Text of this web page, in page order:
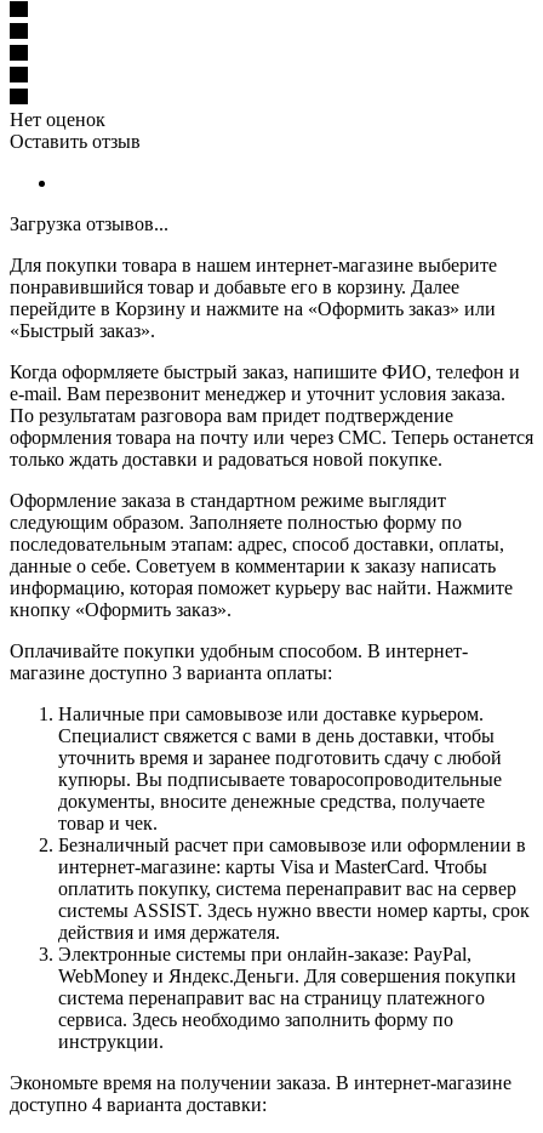
Нет оценок
Оставить отзыв
Загрузка отзывов...
Для покупки товара в нашем интернет-магазине выберите
понравившийся товар и добавьте его в корзину. Далее
перейдите в Корзину и нажмите на «Оформить заказ» или
«Быстрый заказ».
Когда оформляете быстрый заказ, напишите ФИО, телефон и
e-mail. Вам перезвонит менеджер и уточнит условия заказа.
По результатам разговора вам придет подтверждение
оформления товара на почту или через СМС. Теперь останется
только ждать доставки и радоваться новой покупке.
Оформление заказа в стандартном режиме выглядит
следующим образом. Заполняете полностью форму по
последовательным этапам: адрес, способ доставки, оплаты,
данные о себе. Советуем в комментарии к заказу написать
информацию, которая поможет курьеру вас найти. Нажмите
кнопку «Оформить заказ».
Оплачивайте покупки удобным способом. В интернет-
магазине доступно 3 варианта оплаты:
Наличные при самовывозе или доставке курьером.
Специалист свяжется с вами в день доставки, чтобы
уточнить время и заранее подготовить сдачу с любой
купюры. Вы подписываете товаросопроводительные
документы, вносите денежные средства, получаете
товар и чек.
Безналичный расчет при самовывозе или оформлении в
интернет-магазине: карты Visa и MasterCard. Чтобы
оплатить покупку, система перенаправит вас на сервер
системы ASSIST. Здесь нужно ввести номер карты, срок
действия и имя держателя.
Электронные системы при онлайн-заказе: PayPal,
WebMoney и Яндекс.Деньги. Для совершения покупки
система перенаправит вас на страницу платежного
сервиса. Здесь необходимо заполнить форму по
инструкции.
Экономьте время на получении заказа. В интернет-магазине
доступно 4 варианта доставки: